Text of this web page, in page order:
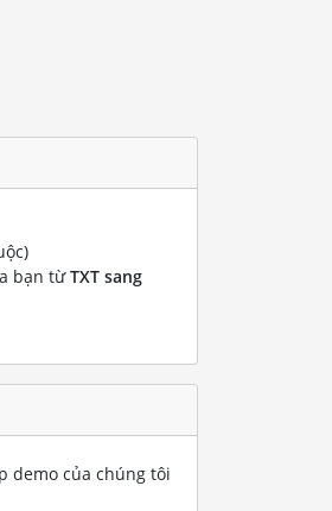
bạn từTXT sang
demo của chúng tôi